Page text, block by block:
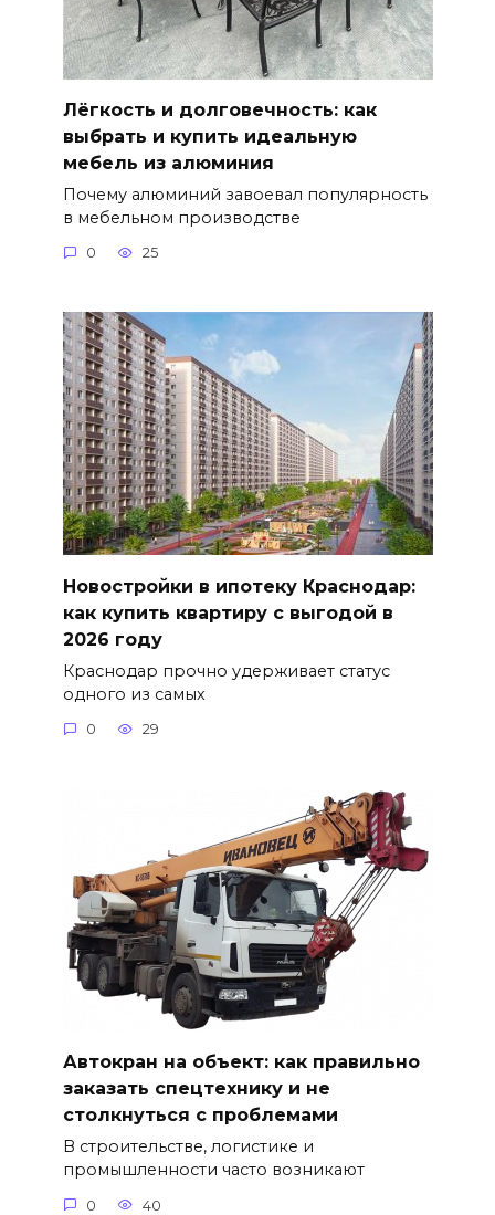
Лёгкость и долговечность: как
выбрать и купить идеальную
мебель из алюминия
Почему алюминий завоевал популярность
в мебельном производстве
0 25
Новостройки в ипотеку Краснодар:
как купить квартиру с выгодой в
2026 году
Краснодар прочно удерживает статус
одного из самых
0 29
Автокран на объект: как правильно
заказать спецтехнику и не
столкнуться с проблемами
В строительстве, логистике и
промышленности часто возникают
0 40